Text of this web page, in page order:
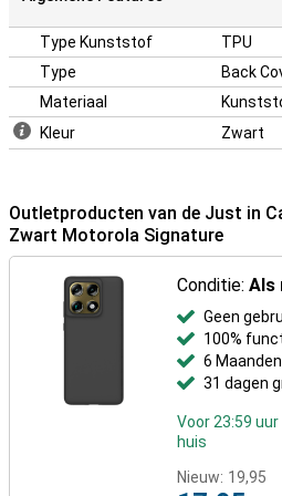
Type Kunststof
TPU
Type
Back
Materiaal
Kleur
Zwart
Outletproducten van de Just in
Zwart Motorola Signature
Conditie:Als
Geen
100%
6
31 dagen
Voor 23:59
huis
Nieuw: 19,95